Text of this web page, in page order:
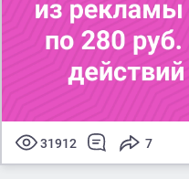
31912 7